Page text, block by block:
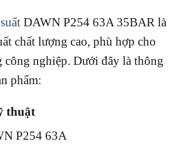
DAWN P254 63A 35BAR là
chất lượng cao, phù hợp cho
công nghiệp. Dưới đây là thông
phẩm:
thuật
P254 63A